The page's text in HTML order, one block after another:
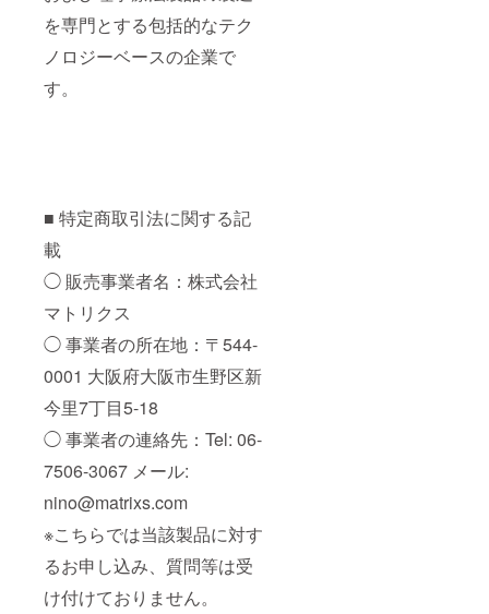
を専門とする包括的なテク
ノロジーベースの企業で
す。
■ 特定商取引法に関する記
載
◯ 販売事業者名：株式会社
マトリクス
◯ 事業者の所在地：〒544-
0001 大阪府大阪市生野区新
今里7丁目5-18
◯ 事業者の連絡先：Tel: 06-
7506-3067 メール:
nino@matrixs.com
※こちらでは当該製品に対す
るお申し込み、質問等は受
け付けておりません。